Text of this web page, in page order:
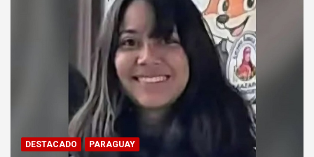
DESTACADO PARAGUAY